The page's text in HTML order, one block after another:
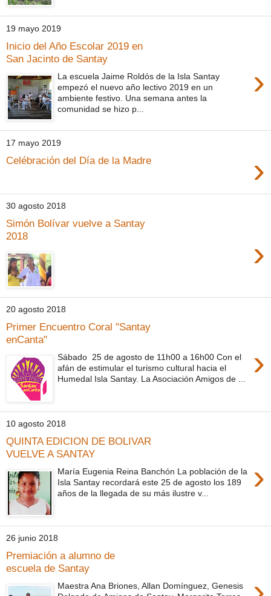
19 mayo 2019
Inicio del Año Escolar 2019 en
San Jacinto de Santay
›
La escuela Jaime Roldós de la Isla Santay
empezó el nuevo año lectivo 2019 en un
ambiente festivo. Una semana antes la
comunidad se hizo p...
17 mayo 2019
Celébración del Día de la Madre ›
30 agosto 2018
Simón Bolívar vuelve a Santay
2018
›
20 agosto 2018
Primer Encuentro Coral "Santay
enCanta"
›
Sábado 25 de agosto de 11h00 a 16h00 Con el
afán de estimular el turismo cultural hacia el
Humedal Isla Santay. La Asociación Amigos de ...
10 agosto 2018
QUINTA EDICION DE BOLIVAR
VUELVE A SANTAY
›
María Eugenia Reina Banchón La población de la
Isla Santay recordará este 25 de agosto los 189
años de la llegada de su más ilustre v...
26 junio 2018
Premiación a alumno de
escuela de Santay
Maestra Ana Briones, Allan Domínguez, Genesis